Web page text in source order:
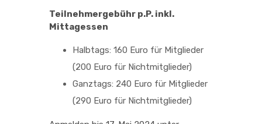
Teilnehmergebühr p.P. inkl.
Mittagessen
Halbtags: 160 Euro für Mitglieder
(200 Euro für Nichtmitglieder)
Ganztags: 240 Euro für Mitglieder
(290 Euro für Nichtmitglieder)